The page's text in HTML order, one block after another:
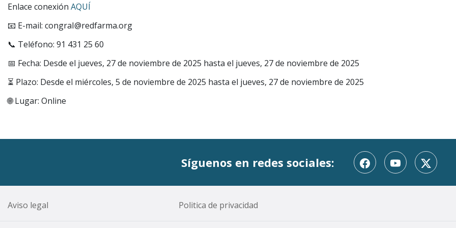
Enlace conexión AQUÍ
📧 E-mail: congraI@redfarma.org
📞 Teléfono: 91 431 25 60
📅 Fecha: Desde el jueves, 27 de noviembre de 2025 hasta el jueves, 27 de noviembre de 2025
⏳ Plazo: Desde el miércoles, 5 de noviembre de 2025 hasta el jueves, 27 de noviembre de 2025
🌐 Lugar: Online
Síguenos en redes sociales: facebook (se abrirá
youtube (setwitter-x
Aviso legal Politica de privacidad